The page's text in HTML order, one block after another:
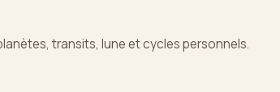
transits, lune et cycles personnels.